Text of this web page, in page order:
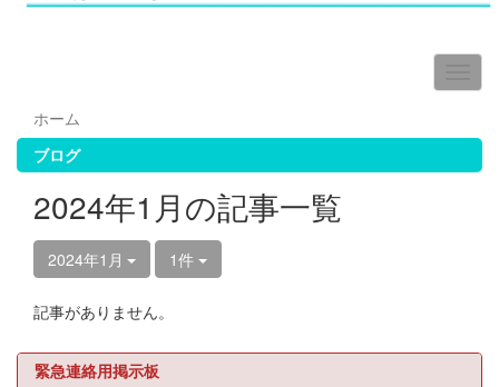
ホーム
ブログ
2024年1月の記事一覧
2024年1月 1件
記事がありません。
緊急連絡用掲示板